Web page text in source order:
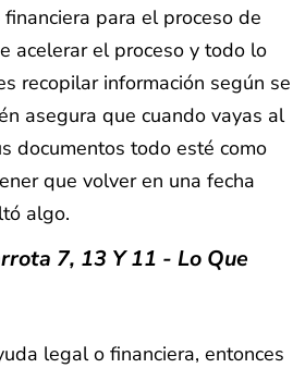
para el proceso de
acelerar el proceso y todo lo
recopilar información según se
asegura que cuando vayas al
documentos todo esté como
que volver en una fecha
algo.
7, 13 Y 11 - Lo Que
legal o financiera, entonces